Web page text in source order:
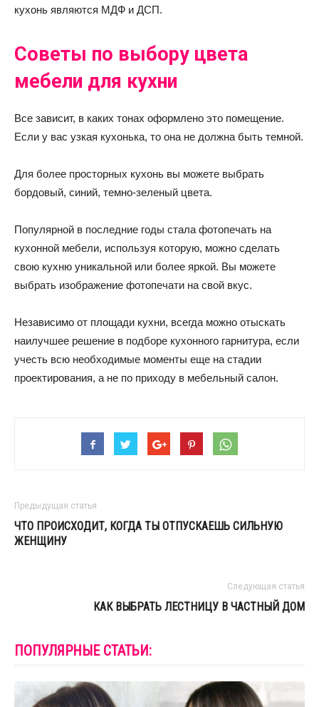
кухонь являются МДФ и ДСП.
Советы по выбору цвета
мебели для кухни
Все зависит, в каких тонах оформлено это помещение.
Если у вас узкая кухонька, то она не должна быть темной.
Для более просторных кухонь вы можете выбрать
бордовый, синий, темно-зеленый цвета.
Популярной в последние годы стала фотопечать на
кухонной мебели, используя которую, можно сделать
свою кухню уникальной или более яркой. Вы можете
выбрать изображение фотопечати на свой вкус.
Независимо от площади кухни, всегда можно отыскать
наилучшее решение в подборе кухонного гарнитура, если
учесть всю необходимые моменты еще на стадии
проектирования, а не по приходу в мебельный салон.
Предыдущая статья
ЧТО ПРОИСХОДИТ, КОГДА ТЫ ОТПУСКАЕШЬ СИЛЬНУЮ
ЖЕНЩИНУ
Следующая статья
КАК ВЫБРАТЬ ЛЕСТНИЦУ В ЧАСТНЫЙ ДОМ
ПОПУЛЯРНЫЕ СТАТЬИ: